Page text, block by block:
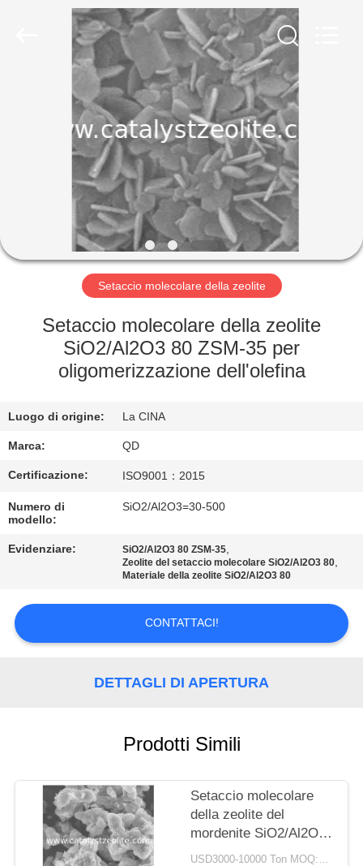
PRODOTTI
CIRCA
GIRO
FABBRICA
CONTROLLO
QUALITÀ
CONTATTICI
NOTIZIE
MAPPA
Setaccio molecolare della zeolite
Setaccio molecolare della zeolite
SiO2/Al2O3 80 ZSM-35 per
oligomerizzazione dell'olefina
Luogo di origine: La CINA
Marca: QD
Certificazione: ISO9001：2015
Numero di
modello:
SiO2/Al2O3=30-500
Evidenziare: SiO2/Al2O3 80 ZSM-35,
Zeolite del setaccio molecolare SiO2/Al2O3 80,
Materiale della zeolite SiO2/Al2O3 80
CONTATTACI!
DETTAGLI DI APERTURA
Prodotti Simili
Setaccio molecolare
della zeolite del
mordenite SiO2/Al2O3
25
USD3000-10000 Ton MOQ:1 chilogrammo